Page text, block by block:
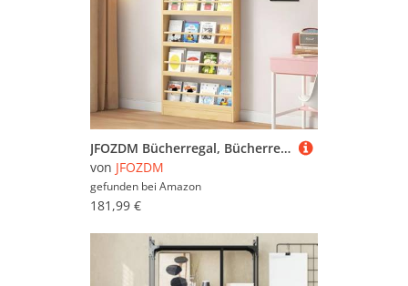
JFOZDM Bücherregal, Bücherregal Kinderzimmer, Bücherregal Kinder, 3/4/5/6 Aufbewahrungsregal, Kippschutz/Platz sparen, Bücherregal Hinter der Tür für Wohnzimmer/Home/Office/Schlafzimmer
von JFOZDM
gefunden bei Amazon
181,99 €